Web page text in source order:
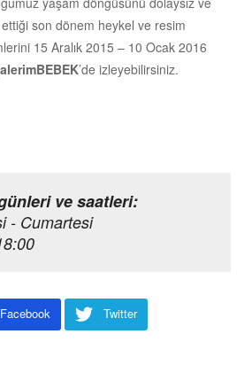
son dönem heykel ve resim
15 Aralık 2015 – 10 Ocak 2016
’de izleyebilirsiniz.
ve saatleri:
- Cumartesi
Facebook
Twitter